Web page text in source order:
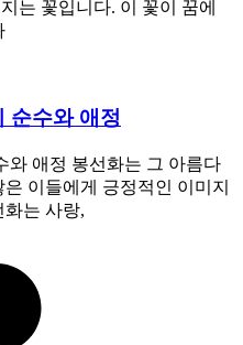
는 꽃입니다. 이 꽃이 꿈에
순수와 애정
와 애정 봉선화는 그 아름다
이들에게 긍정적인 이미지
화는 사랑,